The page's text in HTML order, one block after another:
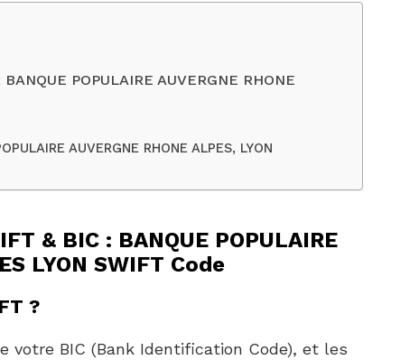
POPULAIRE AUVERGNE RHONE
AUVERGNE RHONE ALPES, LYON
& BIC : BANQUE POPULAIRE
LYON SWIFT Code
?
BIC (Bank Identification Code), et les